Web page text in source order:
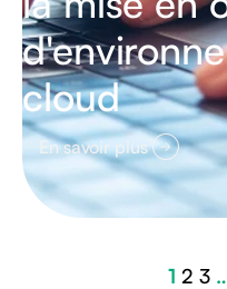
cloud
En savoir plus
1 2 3